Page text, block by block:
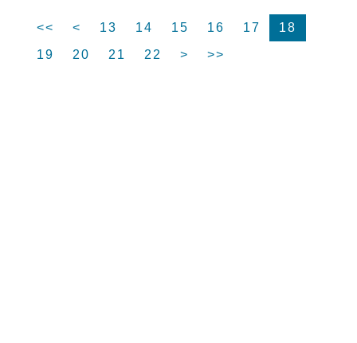
<< < 13 14 15 16 17
18
19
20 21 22 > >>